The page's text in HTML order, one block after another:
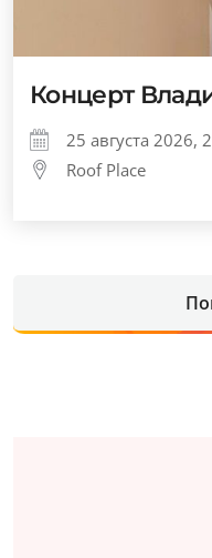
Концерт
25 августа 2026,
Roof Place